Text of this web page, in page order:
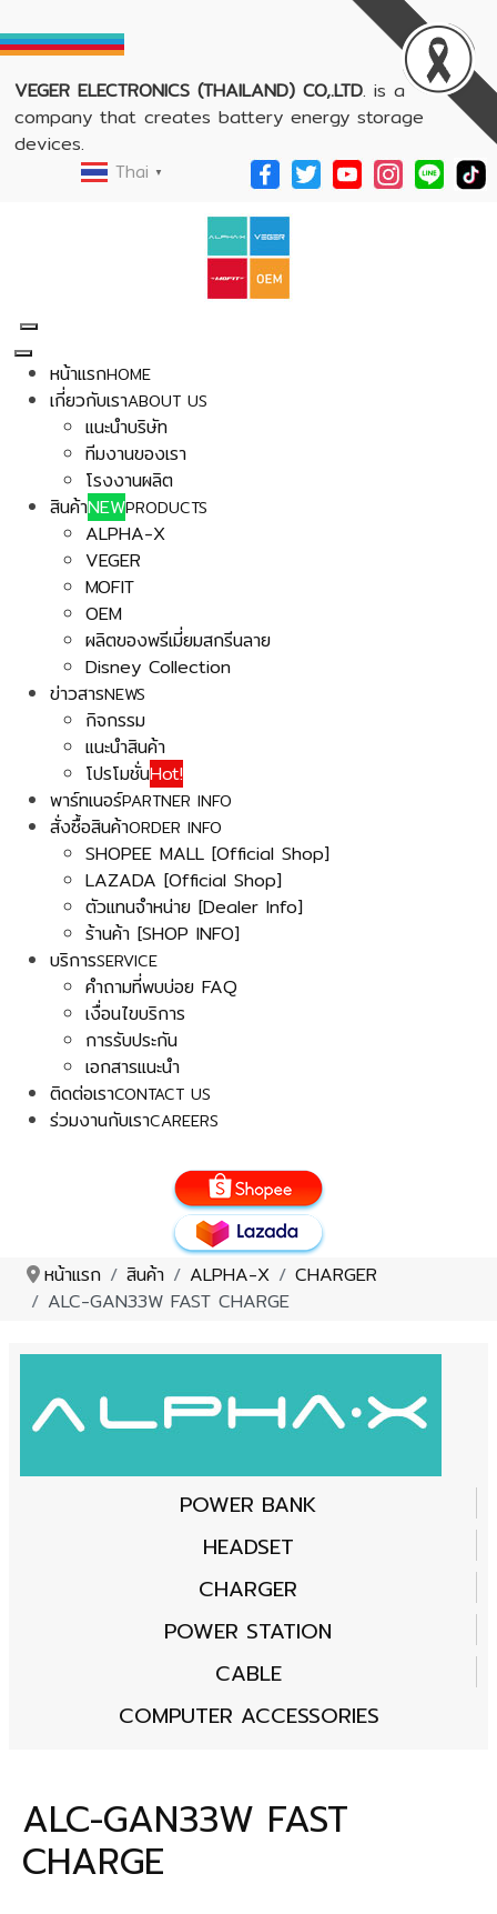
VEGER ELECTRONICS (THAILAND) CO,.LTD. is a
company that creates battery energy storage
devices.
Thai ▼
หน้าแรกHOME
เกี่ยวกับเราABOUT US
แนะนำบริษัท
ทีมงานของเรา
โรงงานผลิต
สินค้าNEWPRODUCTS
ALPHA-X
VEGER
MOFIT
OEM
ผลิตของพรีเมี่ยมสกรีนลาย
Disney Collection
ข่าวสารNEWS
กิจกรรม
แนะนำสินค้า
โปรโมชั่นHot!
พาร์ทเนอร์PARTNER INFO
สั่งซื้อสินค้าORDER INFO
SHOPEE MALL [Official Shop]
LAZADA [Official Shop]
ตัวแทนจำหน่าย [Dealer Info]
ร้านค้า [SHOP INFO]
บริการSERVICE
คำถามที่พบบ่อย FAQ
เงื่อนไขบริการ
การรับประกัน
เอกสารแนะนำ
ติดต่อเราCONTACT US
ร่วมงานกับเราCAREERS
หน้าแรก สินค้า ALPHA-X
CHARGER
ALC-GAN33W FAST CHARGE
POWER BANK
HEADSET
CHARGER
POWER STATION
CABLE
COMPUTER ACCESSORIES
ALC-GAN33W FAST
CHARGE